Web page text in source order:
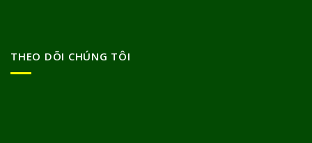
THEO DÕI CHÚNG TÔI